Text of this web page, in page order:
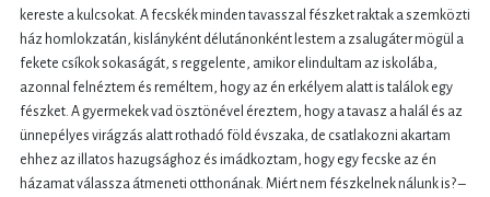
kereste a kulcsokat. A fecskék minden tavasszal fészket raktak a szemközti
ház homlokzatán, kislányként délutánonként lestem a zsalugáter mögül a
fekete csíkok sokaságát, s reggelente, amikor elindultam az iskolába,
azonnal felnéztem és reméltem, hogy az én erkélyem alatt is találok egy
fészket. A gyermekek vad ösztönével éreztem, hogy a tavasz a halál és az
ünnepélyes virágzás alatt rothadó föld évszaka, de csatlakozni akartam
ehhez az illatos hazugsághoz és imádkoztam, hogy egy fecske az én
házamat válassza átmeneti otthonának. Miért nem fészkelnek nálunk is? –